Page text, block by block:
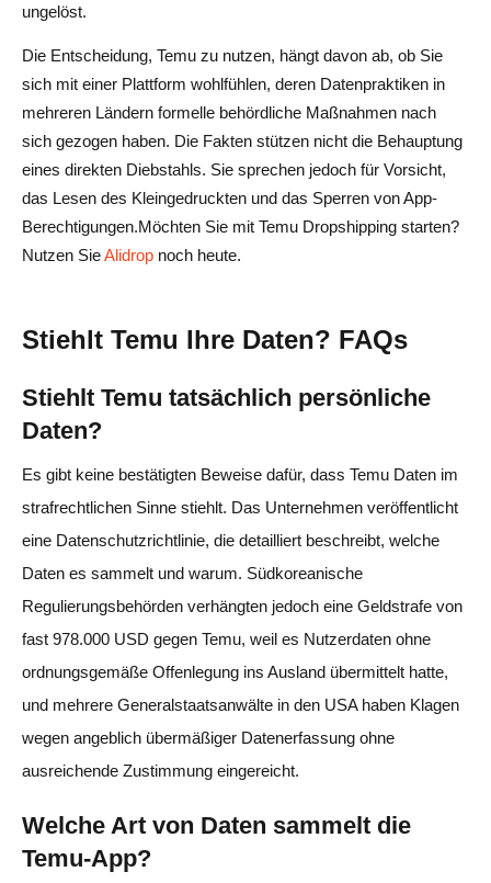
ungelöst.
Die Entscheidung, Temu zu nutzen, hängt davon ab, ob Sie
sich mit einer Plattform wohlfühlen, deren Datenpraktiken in
mehreren Ländern formelle behördliche Maßnahmen nach
sich gezogen haben. Die Fakten stützen nicht die Behauptung
eines direkten Diebstahls. Sie sprechen jedoch für Vorsicht,
das Lesen des Kleingedruckten und das Sperren von App-
Berechtigungen.Möchten Sie mit Temu Dropshipping starten?
Nutzen SieAlidrop noch heute.
Stiehlt Temu Ihre Daten? FAQs
Stiehlt Temu tatsächlich persönliche
Daten?
Es gibt keine bestätigten Beweise dafür, dass Temu Daten im
strafrechtlichen Sinne stiehlt. Das Unternehmen veröffentlicht
eine Datenschutzrichtlinie, die detailliert beschreibt, welche
Daten es sammelt und warum. Südkoreanische
Regulierungsbehörden verhängten jedoch eine Geldstrafe von
fast 978.000 USD gegen Temu, weil es Nutzerdaten ohne
ordnungsgemäße Offenlegung ins Ausland übermittelt hatte,
und mehrere Generalstaatsanwälte in den USA haben Klagen
wegen angeblich übermäßiger Datenerfassung ohne
ausreichende Zustimmung eingereicht.
Welche Art von Daten sammelt die
Temu-App?